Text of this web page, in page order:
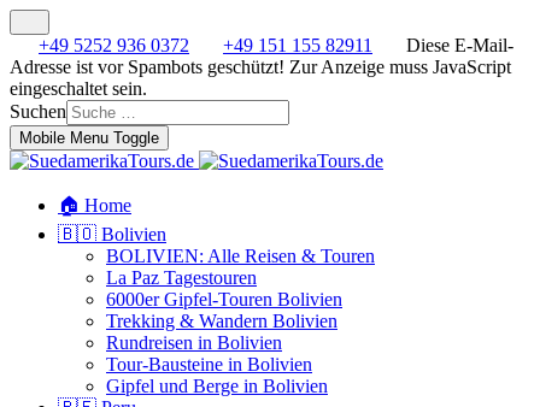
+49 5252 936 0372 +49 151 155 82911
Diese E-Mail-
Adresse ist vor Spambots geschützt! Zur Anzeige muss JavaScript
eingeschaltet sein.
Suchen
Mobile Menu Toggle
🏠 Home
🇧🇴 Bolivien
BOLIVIEN: Alle Reisen & Touren
La Paz Tagestouren
6000er Gipfel-Touren Bolivien
Trekking & Wandern Bolivien
Rundreisen in Bolivien
Tour-Bausteine in Bolivien
Gipfel und Berge in Bolivien